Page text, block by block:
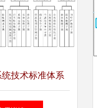
技术标准体系
金融基础设施建